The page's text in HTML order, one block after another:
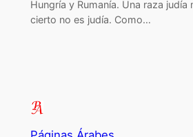
Hungría y Rumanía. Una raza
cierto no es judía. Como…